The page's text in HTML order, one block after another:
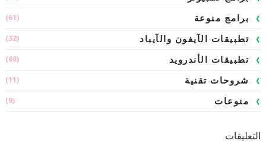
برامج منوعة (61)
تطبيقات الآيفون والآيباد (32)
تطبيقات الأندرويد (68)
شروحات تقنية (11)
منوعات (9)
التعليقات